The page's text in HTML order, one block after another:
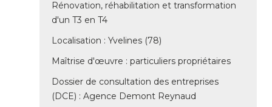
Rénovation, réhabilitation et transformation
d'un T3 en T4
Localisation : Yvelines (78)
Maîtrise d'œuvre : particuliers propriétaires
Dossier de consultation des entreprises
(DCE) : Agence Demont Reynaud